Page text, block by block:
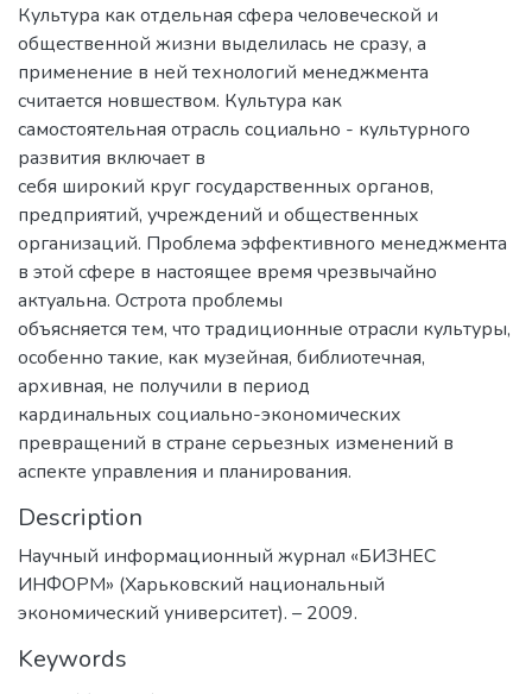
Культура как отдельная сфера человеческой и
общественной жизни выделилась не сразу, а
применение в ней технологий менеджмента
считается новшеством. Культура как
самостоятельная отрасль социально - культурного
развития включает в
себя широкий круг государственных органов,
предприятий, учреждений и общественных
организаций. Проблема эффективного менеджмента
в этой сфере в настоящее время чрезвычайно
актуальна. Острота проблемы
объясняется тем, что традиционные отрасли культуры,
особенно такие, как музейная, библиотечная,
архивная, не получили в период
кардинальных социально-экономических
превращений в стране серьезных изменений в
аспекте управления и планирования.
Description
Научный информационный журнал «БИЗНЕС
ИНФОРМ» (Харьковский национальный
экономический университет). – 2009.
Keywords